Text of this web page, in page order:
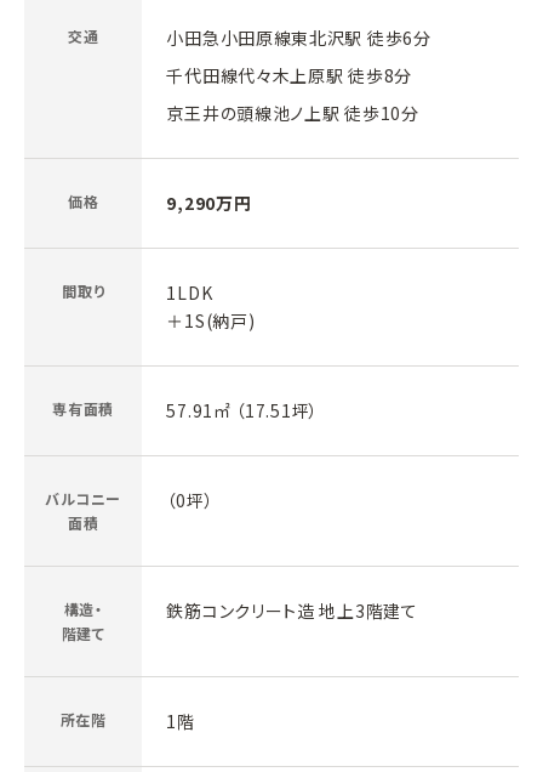
交通
小田急小田原線東北沢駅 徒歩6分
千代田線代々木上原駅 徒歩8分
京王井の頭線池ノ上駅 徒歩10分
価格 9,290万円
間取り
1LDK
＋1S(納戸)
専有面積 57.91㎡ （17.51坪）
バルコニー
面積
（0坪）
構造・
階建て
鉄筋コンクリート造 地上3階建て
所在階 1階